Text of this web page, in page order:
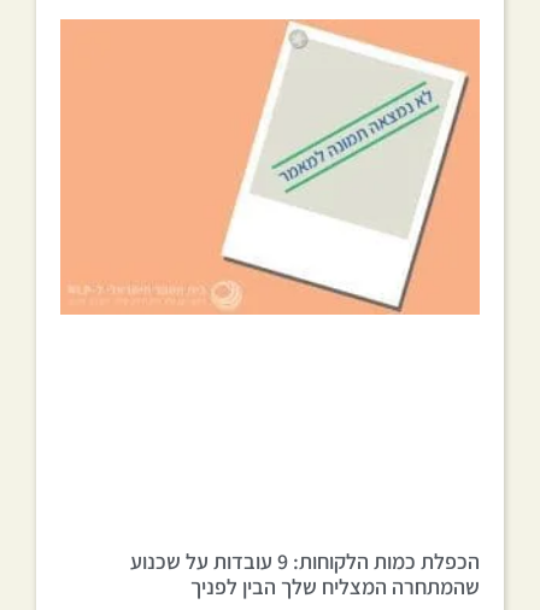
הכפלת כמות הלקוחות: 9 עובדות על שכנוע
שהמתחרה המצליח שלך הבין לפניך